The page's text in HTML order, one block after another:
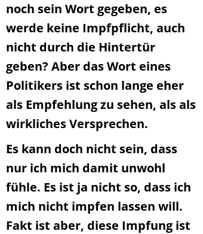
noch sein Wort gegeben, es
werde keine Impfpflicht, auch
nicht durch die Hintertür
geben? Aber das Wort eines
Politikers ist schon lange eher
als Empfehlung zu sehen, als als
wirkliches Versprechen.
Es kann doch nicht sein, dass
nur ich mich damit unwohl
fühle. Es ist ja nicht so, dass ich
mich nicht impfen lassen will.
Fakt ist aber, diese Impfung ist